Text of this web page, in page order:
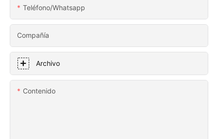
Teléfono/whatsapp
Compañía
Archivo
Contenido